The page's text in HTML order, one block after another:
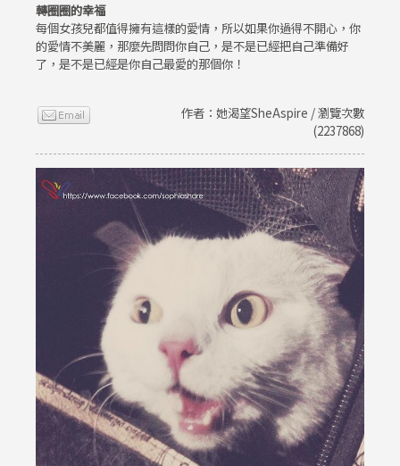
轉圈圈的幸福
每個女孩兒都值得擁有這樣的愛情，所以如果你過得不開心，你
的愛情不美麗，那麼先問問你自己，是不是已經把自己準備好
了，是不是已經是你自己最愛的那個你！
作者：她渴望SheAspire / 瀏覽次數
(2237868)